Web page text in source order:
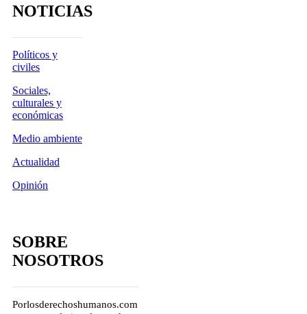
NOTICIAS
Políticos y
civiles
Sociales,
culturales y
económicas
Medio ambiente
Actualidad
Opinión
SOBRE
NOSOTROS
Porlosderechoshumanos.com